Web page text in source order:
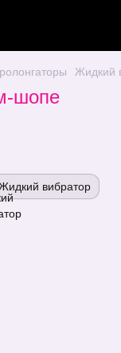
Жидкий
шопе
вибратор